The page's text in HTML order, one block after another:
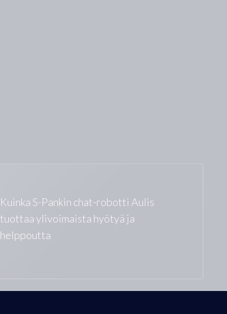
Kuinka S-Pankin chat-robotti Aulis
tuottaa ylivoimaista hyötyä ja
helppoutta